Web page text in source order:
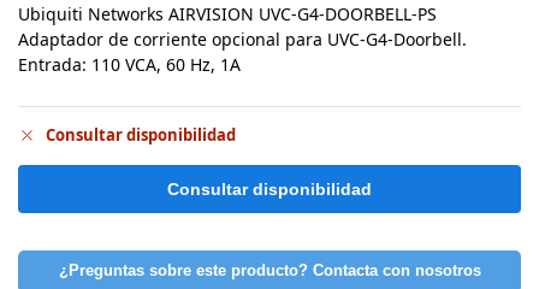
Ubiquiti Networks AIRVISION UVC-G4-DOORBELL-PS
Adaptador de corriente opcional para UVC-G4-Doorbell.
Entrada: 110 VCA, 60 Hz, 1A
Consultar disponibilidad
¿Preguntas sobre este producto? Contacta con nosotros